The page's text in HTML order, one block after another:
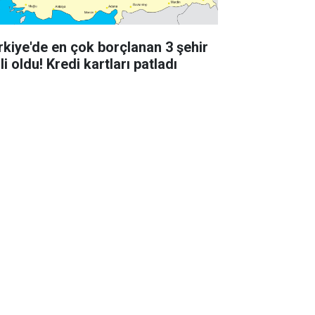
en çok borçlanan 3 şehir
oldu! Kredi kartları patladı